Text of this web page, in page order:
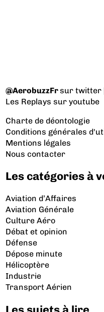
@AerobuzzFrsur twitter
Les Replays sur youtube
Charte de déontologie
Conditions générales
Mentions légales
Nous contacter
Les catégories à
Aviation d’Affaires
Aviation Générale
Culture Aéro
Débat et opinion
Défense
Dépose minute
Hélicoptère
Industrie
Transport Aérien